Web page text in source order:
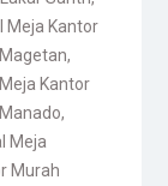
Meja Kantor
,
Kantor
,
Meja
Murah